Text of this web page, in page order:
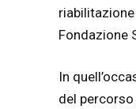
Fondazione
In
del